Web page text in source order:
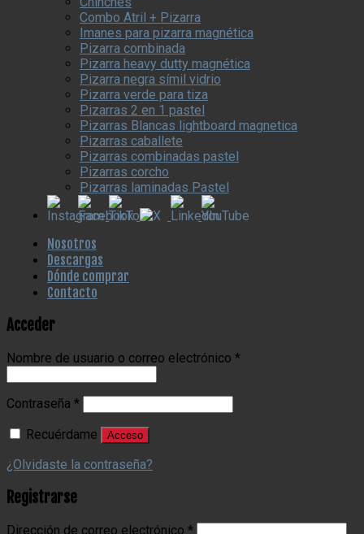
Combo Atril + Pizarra
Imanes para pizarra magnética
Pizarra combinada
Pizarra heavy dutty magnética
Pizarra negra símil vidrio
Pizarra verde para tiza
Pizarras 2 en 1 pastel
Pizarras Blancas lightboard magnetica
Pizarras caballete
Pizarras combinadas pastel
Pizarras corcho
Pizarras laminadas Pastel
Nosotros
Descargas
Dónde comprar
Contacto
Acceder
Nombre de usuario o correo electrónico *
Contraseña *
Recuérdame
Acceso
¿Olvidaste la contraseña?
Registrarse
Dirección de correo electrónico *